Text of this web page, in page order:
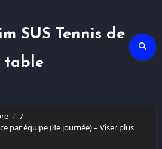
SUS Tennis de
table
7
par équipe (4e journée) – Viser plus